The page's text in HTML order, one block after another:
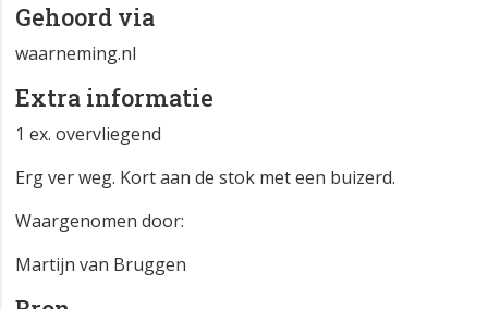
Gehoord via
waarneming.nl
Extra informatie
1 ex. overvliegend
Erg ver weg. Kort aan de stok met een buizerd.
Waargenomen door:
Martijn van Bruggen